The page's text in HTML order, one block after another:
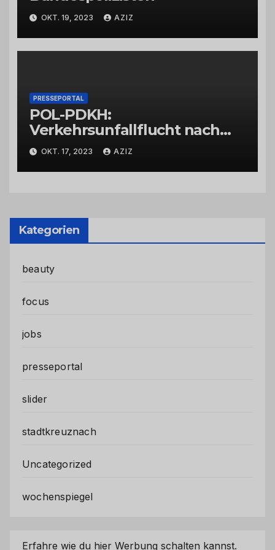
OKT. 19, 2023 AZIZ
PRESSEPORTAL
POL-PDKH:
Verkehrsunfallflucht nach
Abbiegevorgang
OKT. 17, 2023 AZIZ
Kategorien
beauty
focus
jobs
presseportal
slider
stadtkreuznach
Uncategorized
wochenspiegel
Erfahre wie du hier Werbung schalten kannst.